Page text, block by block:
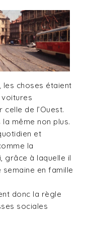
les choses étaient
celle de l’Ouest.
même non plus.
et
la
grâce à laquelle il
en famille
donc la règle
sociales